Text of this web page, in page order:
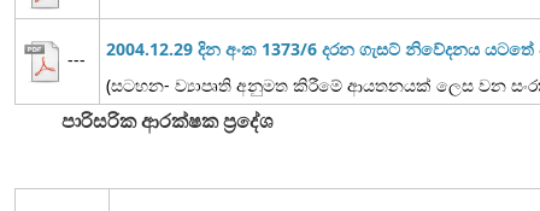
---
2004.12.29 දින අංක 1373/6 දරන ගැසට් නිවේදනය
(සටහන- ව්‍යාපෘති අනුමත කිරීමේ ආයතනයක් ලෙස වන
පාරිසරික ආරක්ෂක ප්‍රදේශ